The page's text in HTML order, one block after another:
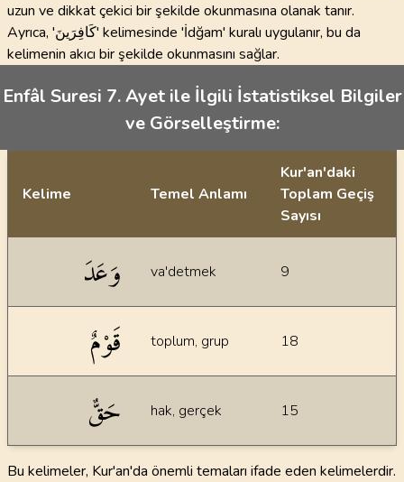
uzun ve dikkat çekici bir şekilde okunmasına olanak tanır.
Ayrıca, 'كَافِرَينَ' kelimesinde 'İdğam' kuralı uygulanır, bu da
kelimenin akıcı bir şekilde okunmasını sağlar.
Enfâl Suresi 7. Ayet ile İlgili İstatistiksel Bilgiler
ve Görselleştirme:
Kelime Temel Anlamı
Kur'an'daki
Toplam Geçiş
Sayısı
وَعَدَ va'detmek 9
قَوْمٌ toplum, grup 18
حَقٌّ hak, gerçek 15
Bu kelimeler, Kur'an'da önemli temaları ifade eden kelimelerdir.